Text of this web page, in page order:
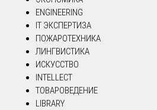
ENGINEERING
IT ЭКСПЕРТИЗА
ПОЖАРОТЕХНИКА
ЛИНГВИСТИКА
ИСКУССТВО
INTELLECT
ТОВАРОВЕДЕНИЕ
LIBRARY